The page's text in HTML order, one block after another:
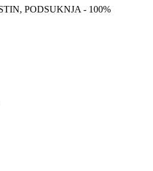
PODSUKNJA - 100%